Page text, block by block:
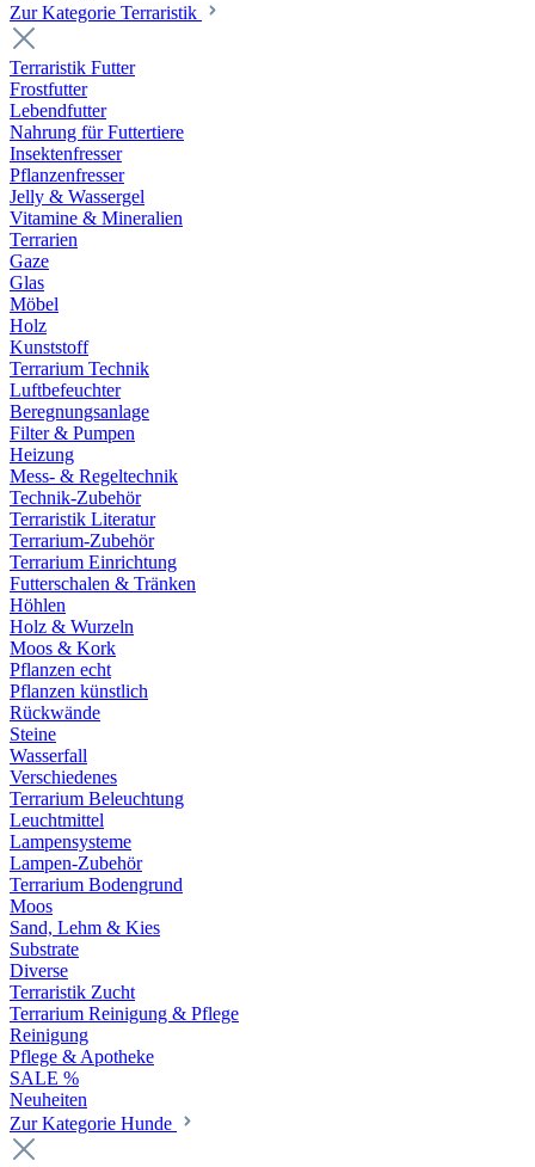
Zur Kategorie Terraristik
Terraristik Futter
Frostfutter
Lebendfutter
Nahrung für Futtertiere
Insektenfresser
Pflanzenfresser
Jelly & Wassergel
Vitamine & Mineralien
Terrarien
Gaze
Glas
Möbel
Holz
Kunststoff
Terrarium Technik
Luftbefeuchter
Beregnungsanlage
Filter & Pumpen
Heizung
Mess- & Regeltechnik
Technik-Zubehör
Terraristik Literatur
Terrarium-Zubehör
Terrarium Einrichtung
Futterschalen & Tränken
Höhlen
Holz & Wurzeln
Moos & Kork
Pflanzen echt
Pflanzen künstlich
Rückwände
Steine
Wasserfall
Verschiedenes
Terrarium Beleuchtung
Leuchtmittel
Lampensysteme
Lampen-Zubehör
Terrarium Bodengrund
Moos
Sand, Lehm & Kies
Substrate
Diverse
Terraristik Zucht
Terrarium Reinigung & Pflege
Reinigung
Pflege & Apotheke
SALE %
Neuheiten
Zur Kategorie Hunde